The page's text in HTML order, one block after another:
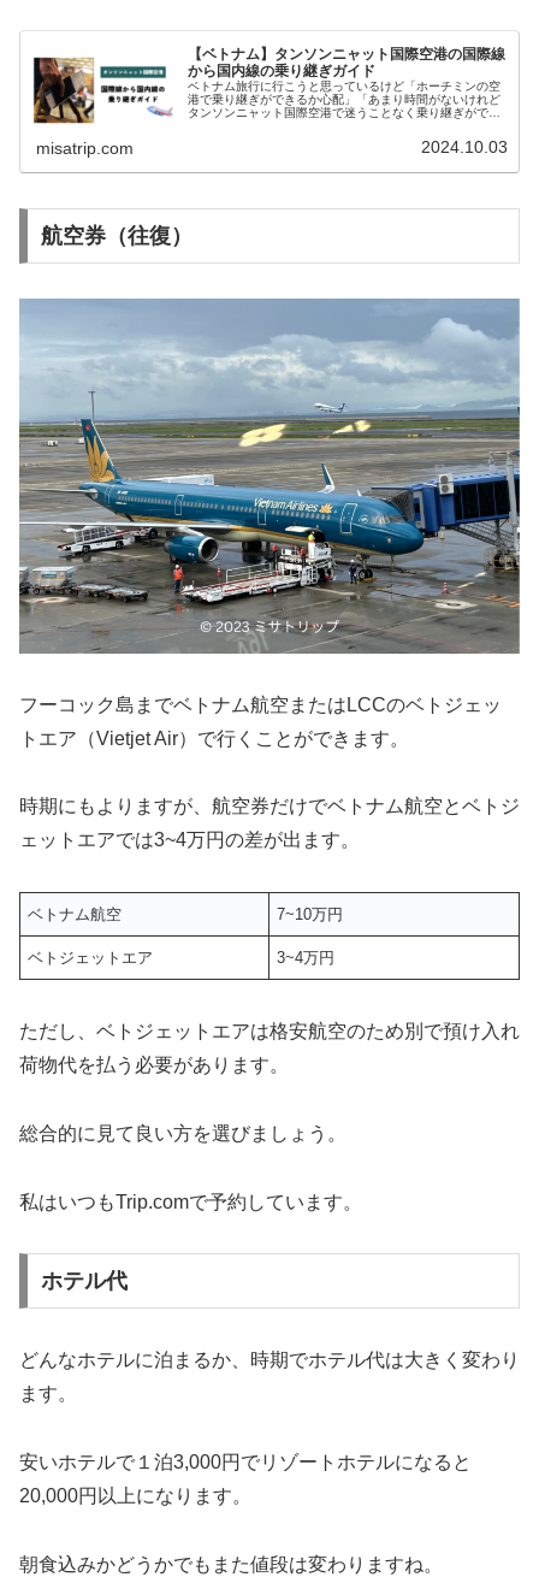
【ベトナム】タンソンニャット国際空港の国際線
から国内線の乗り継ぎガイド
ベトナム旅行に行こうと思っているけど「ホーチミンの空
港で乗り継ぎができるか心配」「あまり時間がないけれど
タンソンニャット国際空港で迷うことなく乗り継ぎができ
misatrip.com 2024.10.03
航空券（往復）
フーコック島までベトナム航空またはLCCのベトジェッ
トエア（Vietjet Air）で行くことができます。
時期にもよりますが、航空券だけでベトナム航空とベトジ
ェットエアでは3~4万円の差が出ます。
ベトナム航空 7~10万円
ベトジェットエア 3~4万円
ただし、ベトジェットエアは格安航空のため別で預け入れ
荷物代を払う必要があります。
総合的に見て良い方を選びましょう。
私はいつもTrip.comで予約しています。
ホテル代
どんなホテルに泊まるか、時期でホテル代は大きく変わり
ます。
安いホテルで１泊3,000円でリゾートホテルになると
20,000円以上になります。
朝食込みかどうかでもまた値段は変わりますね。